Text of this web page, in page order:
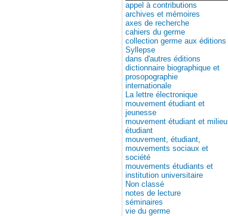
appel à contributions
archives et mémoires
axes de recherche
cahiers du germe
collection germe aux éditions
Syllepse
dans d'autres éditions
dictionnaire biographique et
prosopographie
internationale
La lettre électronique
mouvement étudiant et
jeunesse
mouvement étudiant et milieu
étudiant
mouvement, étudiant,
mouvements sociaux et
société
mouvements étudiants et
institution universitaire
Non classé
notes de lecture
séminaires
vie du germe